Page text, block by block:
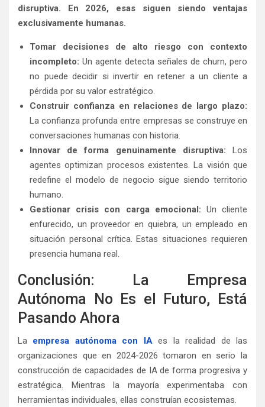
disruptiva. En 2026, esas siguen siendo ventajas
exclusivamente humanas.
Tomar decisiones de alto riesgo con contexto
incompleto: Un agente detecta señales de churn, pero
no puede decidir si invertir en retener a un cliente a
pérdida por su valor estratégico.
Construir confianza en relaciones de largo plazo:
La confianza profunda entre empresas se construye en
conversaciones humanas con historia.
Innovar de forma genuinamente disruptiva: Los
agentes optimizan procesos existentes. La visión que
redefine el modelo de negocio sigue siendo territorio
humano.
Gestionar crisis con carga emocional: Un cliente
enfurecido, un proveedor en quiebra, un empleado en
situación personal crítica. Estas situaciones requieren
presencia humana real.
Conclusión: La Empresa
Autónoma No Es el Futuro, Está
Pasando Ahora
La empresa autónoma con IAes la realidad de las
organizaciones que en 2024-2026 tomaron en serio la
construcción de capacidades de IA de forma progresiva y
estratégica. Mientras la mayoría experimentaba con
herramientas individuales, ellas construían ecosistemas.